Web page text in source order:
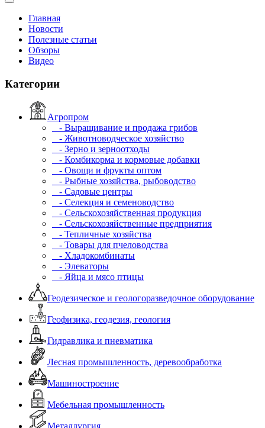
Главная
Новости
Полезные статьи
Обзоры
Видео
Категории
Агропром
- Выращивание и продажа грибов
- Животноводческое хозяйство
- Зерно и зерноотходы
- Комбикорма и кормовые добавки
- Овощи и фрукты оптом
- Рыбные хозяйства, рыбоводство
- Садовые центры
- Селекция и семеноводство
- Сельскохозяйственная продукция
- Сельскохозяйственные предприятия
- Тепличные хозяйства
- Товары для пчеловодства
- Хладокомбинаты
- Элеваторы
- Яйца и мясо птицы
Геодезическое и геологоразведочное оборудование
Геофизика, геодезия, геология
Гидравлика и пневматика
Лесная промышленность, деревообработка
Машиностроение
Мебельная промышленность